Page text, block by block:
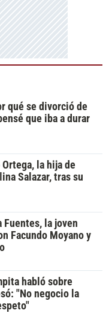
qué se divorció de
que iba a durar
la hija de
Salazar, tras su
Fuentes, la joven
Facundo Moyano y
habló sobre
"No negocio la